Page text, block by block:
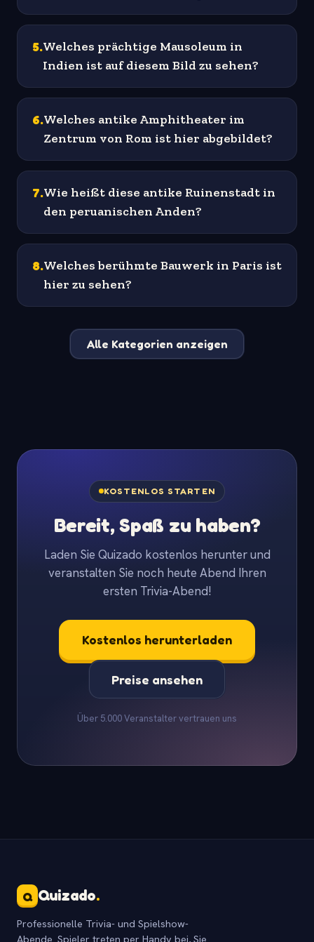
5.Welches prächtige Mausoleum in
Indien ist auf diesem Bild zu sehen?
6.Welches antike Amphitheater im
Zentrum von Rom ist hier abgebildet?
7.Wie heißt diese antike Ruinenstadt in
den peruanischen Anden?
8.Welches berühmte Bauwerk in Paris ist
hier zu sehen?
Alle Kategorien anzeigen
KOSTENLOS STARTEN
Bereit, Spaß zu haben?
Laden Sie Quizado kostenlos herunter und
veranstalten Sie noch heute Abend Ihren
ersten Trivia-Abend!
Kostenlos herunterladen
Preise ansehen
Über 5.000 Veranstalter vertrauen uns
Q Quizado.
Professionelle Trivia- und Spielshow-
Abende. Spieler treten per Handy bei, Sie